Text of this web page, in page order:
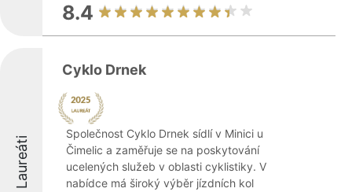
8.4
Laureáti
Cyklo Drnek
Společnost Cyklo Drnek sídlí v Minici u
Čimelic a zaměřuje se na poskytování
ucelených služeb v oblasti cyklistiky. V
nabídce má široký výběr jízdních kol